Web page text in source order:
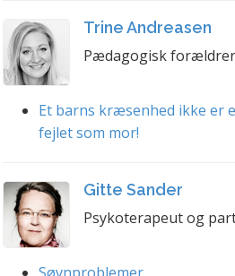
Trine Andreasen
Pædagogisk
Et barns kræsenhed ikke er
fejlet som mor!
Gitte Sander
Psykoterapeut og